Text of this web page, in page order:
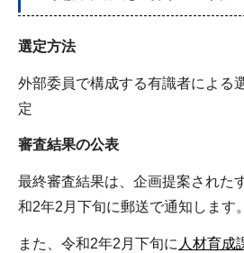
選定方法
外部委員で構成する有識者による
定
審査結果の公表
最終審査結果は、企画提案された
和2年2月下旬に郵送で通知します。
また、令和2年2月下旬に 人材育成